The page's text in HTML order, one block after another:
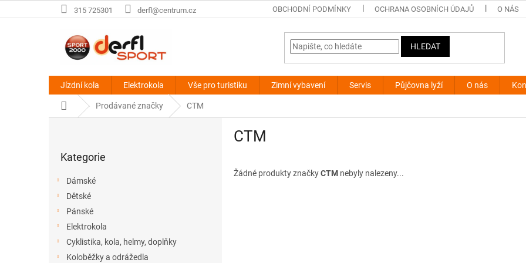
na
315 725301 derfl@centrum.cz OBCHODNÍ PODMÍNKY OCHRANA OSOBNÍCH ÚDAJŮ O NÁS
HLEDAT
Jízdní kola Elektrokola Vše pro turistiku Zimní vybavení Servis Půjčovna lyží O nás
Domů Prodávané značky CTM
kategorie
Kategorie
Dámské
Dětské
Pánské
Elektrokola
Cyklistika, kola, helmy, doplňky
Koloběžky a odrážedla
CTM
Žádné produkty značkyCTM nebyly nalezeny...